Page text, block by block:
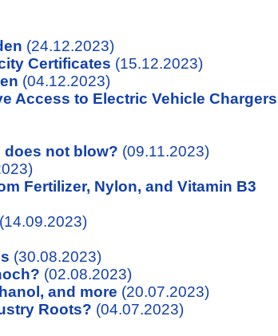
(24.12.2023)
Certificates (15.12.2023)
(04.12.2023)
Access to Electric Vehicle Chargers
does not blow? (09.11.2023)
Fertilizer, Nylon, and Vitamin B3
(14.09.2023)
(30.08.2023)
(02.08.2023)
and more (20.07.2023)
Roots? (04.07.2023)